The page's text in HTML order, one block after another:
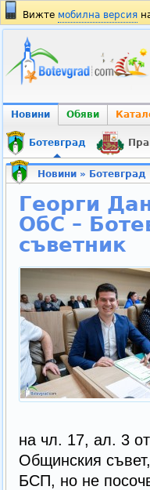
Вижте мобилна версия
Новини Обяви
Ботевград
Новини» Ботевград
Георги
ОбС –
съветник
на чл. 17, ал. 3
Общинския
БСП, но не